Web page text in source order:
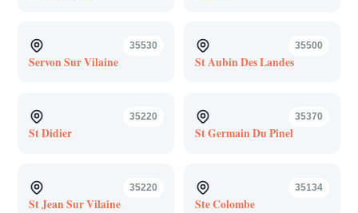
35530
Servon Sur Vilaine
35500
St Aubin Des Landes
35220
St Didier
35370
St Germain Du Pinel
35220
St Jean Sur Vilaine
35134
Ste Colombe